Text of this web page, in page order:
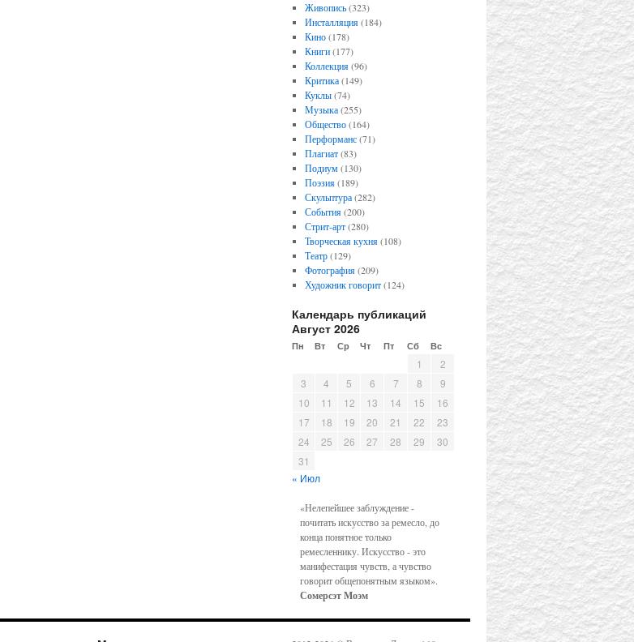
Живопись(323)
Инсталляция(184)
Кино(178)
Книги(177)
Коллекция(96)
Критика(149)
Куклы(74)
Музыка(255)
Общество(164)
Перформанс(71)
Плагиат(83)
Подиум(130)
Поэзия(189)
Скульптура(282)
События(200)
Стрит-арт(280)
Творческая кухня(108)
Театр(129)
Фотография(209)
Художник говорит(124)
Календарь публикаций
Август 2026
Пн Вт Ср Чт Пт Сб Вс
« Июл
1
2
3
4 5 6 7 8
9
10
11 12 13 14 15
16
17
18 19 20 21 22
23
24
25 26 27 28 29
30
31
«Нелепейшее заблуждение -
почитать искусство за ремесло, до
конца понятное только
ремесленнику. Искусство - это
манифестация чувств, а чувство
говорит общепонятным языком».
Сомерсэт Моэм